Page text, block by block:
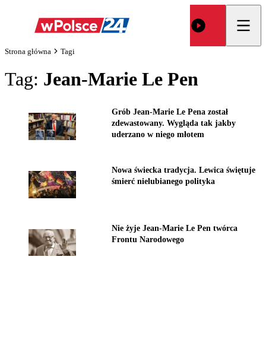
Strona główna Tagi
Tag: Jean-Marie Le Pen
Grób Jean-Marie Le Pena został
zdewastowany. Wygląda tak jakby
uderzano w niego młotem
Nowa świecka tradycja. Lewica świętuje
śmierć nielubianego polityka
Nie żyje Jean-Marie Le Pen twórca
Frontu Narodowego